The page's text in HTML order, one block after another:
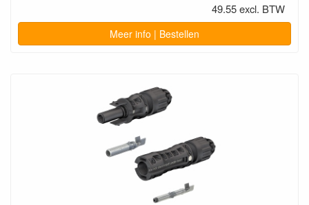
49.55 excl. BTW
Meer info | Bestellen